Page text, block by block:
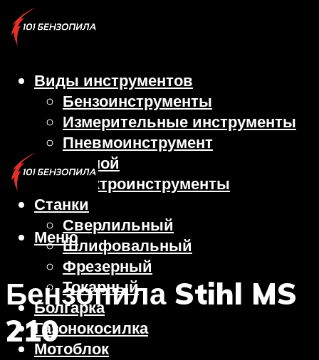
Виды инструментов
Бензоинструменты
Измерительные инструменты
Пневмоинструмент
Ручной
Электроинструменты
Станки
Сверлильный
Шлифовальный
Фрезерный
Токарный
Болгарка
Газонокосилка
Мотоблок
Меню
Бензопила Stihl MS
210